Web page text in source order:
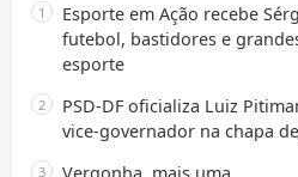
Esporte em Ação recebe
futebol, bastidores e
esporte
PSD-DF oficializa Luiz
vice-governador na chapa
Vergonha, mais uma